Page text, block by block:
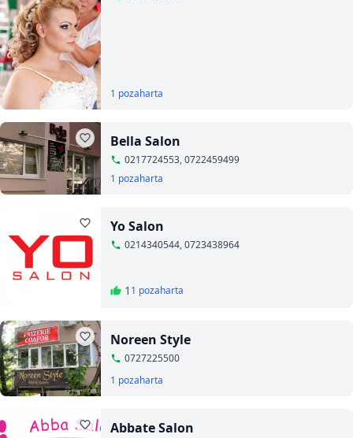
1 pozaharta
Bella Salon
0217724553, 0722459499
1 pozaharta
Yo Salon
0214340544, 0723438964
1 1 pozaharta
Noreen Style
0727225500
1 pozaharta
Abbate Salon